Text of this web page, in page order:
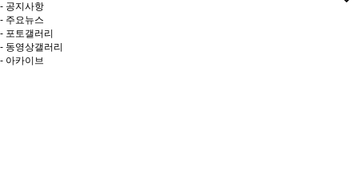
- 공지사항
- 주요뉴스
- 포토갤러리
- 동영상갤러리
- 아카이브